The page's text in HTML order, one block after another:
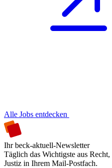
Alle Jobs entdecken
Ihr beck-aktuell-Newsletter
Täglich das Wichtigste aus
Justiz in Ihrem Mail-Postfach.